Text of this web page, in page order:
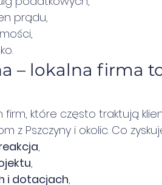
prądu,
– lokalna firma
firm, które często traktują
Pszczyny i okolic. Co
,
,
i dotacjach,